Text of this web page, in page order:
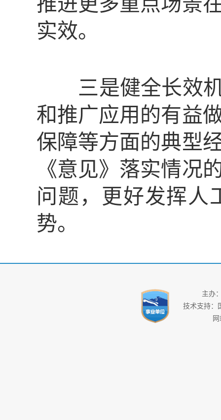
实效。
三是健全长效机
和推广应用的有益
保障等方面的典型
《意见》落实情况
问题，更好发挥人
势。
主办
技术支持：